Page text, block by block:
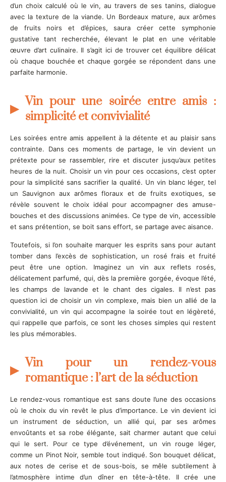
d’un choix calculé où le vin, au travers de ses tanins, dialogue
avec la texture de la viande. Un Bordeaux mature, aux arômes
de fruits noirs et d’épices, saura créer cette symphonie
gustative tant recherchée, élevant le plat en une véritable
œuvre d’art culinaire. Il s’agit ici de trouver cet équilibre délicat
où chaque bouchée et chaque gorgée se répondent dans une
parfaite harmonie.
Vin pour une soirée entre amis :
simplicité et convivialité
Les soirées entre amis appellent à la détente et au plaisir sans
contrainte. Dans ces moments de partage, le vin devient un
prétexte pour se rassembler, rire et discuter jusqu’aux petites
heures de la nuit. Choisir un vin pour ces occasions, c’est opter
pour la simplicité sans sacrifier la qualité. Un vin blanc léger, tel
un Sauvignon aux arômes floraux et de fruits exotiques, se
révèle souvent le choix idéal pour accompagner des amuse-
bouches et des discussions animées. Ce type de vin, accessible
et sans prétention, se boit sans effort, se partage avec aisance.
Toutefois, si l’on souhaite marquer les esprits sans pour autant
tomber dans l’excès de sophistication, un rosé frais et fruité
peut être une option. Imaginez un vin aux reflets rosés,
délicatement parfumé, qui, dès la première gorgée, évoque l’été,
les champs de lavande et le chant des cigales. Il n’est pas
question ici de choisir un vin complexe, mais bien un allié de la
convivialité, un vin qui accompagne la soirée tout en légèreté,
qui rappelle que parfois, ce sont les choses simples qui restent
les plus mémorables.
Vin pour un rendez-vous
romantique : l’art de la séduction
Le rendez-vous romantique est sans doute l’une des occasions
où le choix du vin revêt le plus d’importance. Le vin devient ici
un instrument de séduction, un allié qui, par ses arômes
envoûtants et sa robe élégante, sait charmer autant que celui
qui le sert. Pour ce type d’événement, un vin rouge léger,
comme un Pinot Noir, semble tout indiqué. Son bouquet délicat,
aux notes de cerise et de sous-bois, se mêle subtilement à
l’atmosphère intime d’un dîner en tête-à-tête. Il crée une